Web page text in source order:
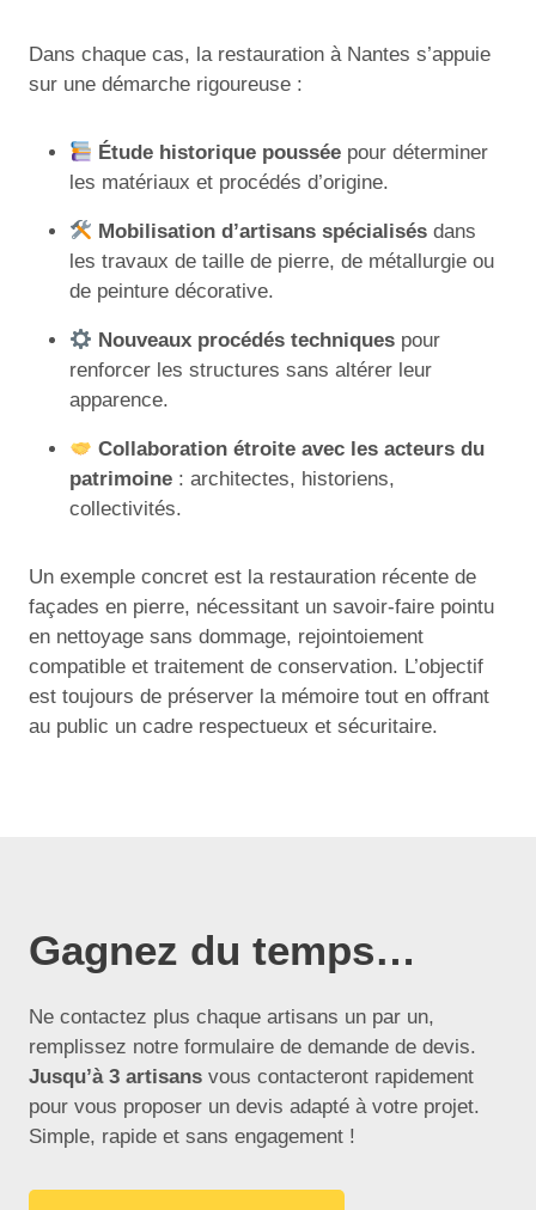
Dans chaque cas, la restauration à Nantes s’appuie
sur une démarche rigoureuse :
Étude historique poussée pour déterminer
les matériaux et procédés d’origine.
Mobilisation d’artisans spécialisés dans
les travaux de taille de pierre, de métallurgie ou
de peinture décorative.
Nouveaux procédés techniques pour
renforcer les structures sans altérer leur
apparence.
Collaboration étroite avec les acteurs du
patrimoine : architectes, historiens,
collectivités.
Un exemple concret est la restauration récente de
façades en pierre, nécessitant un savoir-faire pointu
en nettoyage sans dommage, rejointoiement
compatible et traitement de conservation. L’objectif
est toujours de préserver la mémoire tout en offrant
au public un cadre respectueux et sécuritaire.
Gagnez du temps…
Ne contactez plus chaque artisans un par un,
remplissez notre formulaire de demande de devis.
Jusqu’à 3 artisans vous contacteront rapidement
pour vous proposer un devis adapté à votre projet.
Simple, rapide et sans engagement !